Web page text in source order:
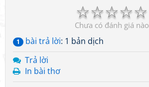
☆
☆
☆
☆
☆
Chưa có đánh giá nào
1 bài trả lời: 1 bản dịch
Trả lời
In bài thơ